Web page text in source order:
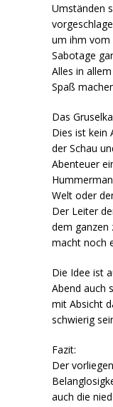
Umständen
um ihm vom
Sabotage
Alles in
Spaß
Das
Dies ist kein
der Schau
Abenteuer
Welt oder
Der Leiter
dem ganzen
macht noch
Die Idee ist
Abend auch
mit Absicht
schwierig
Fazit:
Der
auch die